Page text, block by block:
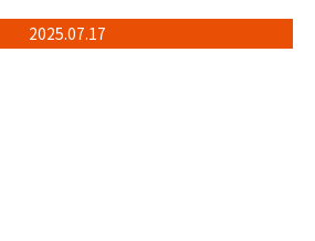
2025.07.17